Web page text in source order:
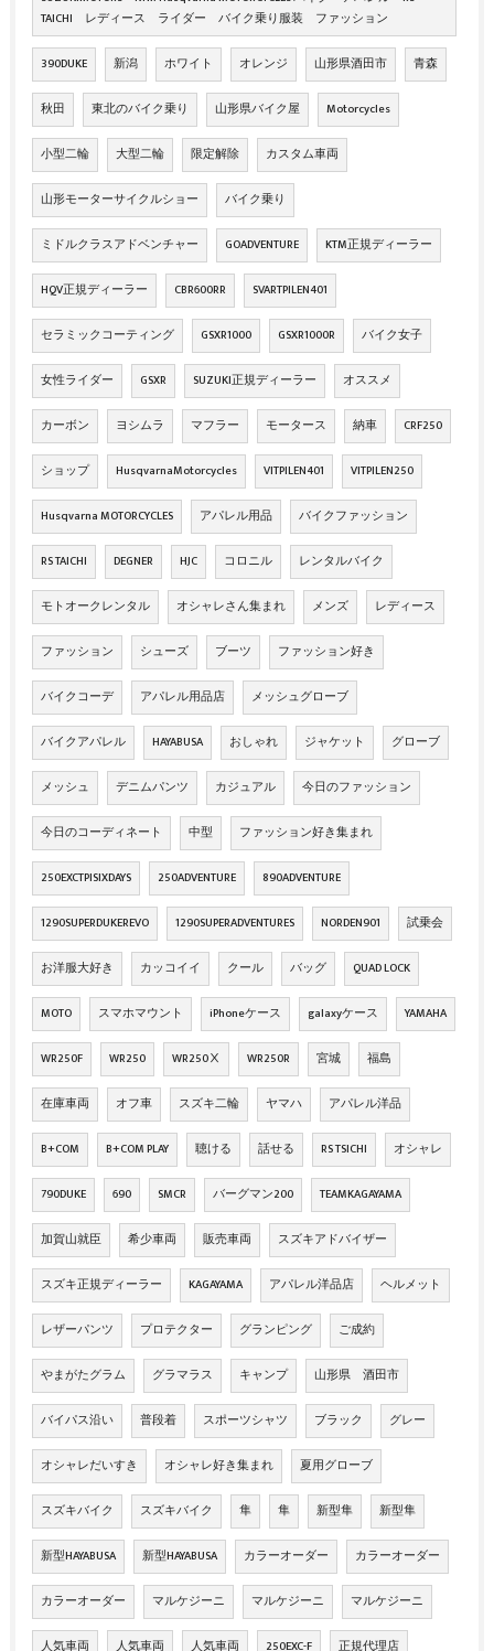
TAICHI レディース ライダー バイク乗り服装 ファッション
390DUKE 新潟 ホワイト オレンジ 山形県酒田市 青森
秋田 東北のバイク乗り 山形県バイク屋 Motorcycles
小型二輪 大型二輪 限定解除 カスタム車両
山形モーターサイクルショー バイク乗り
ミドルクラスアドベンチャー GOADVENTURE KTM正規ディーラー
HQV正規ディーラー CBR600RR SVARTPILEN401
セラミックコーティング GSXR1000 GSXR1000R バイク女子
女性ライダー GSXR SUZUKI正規ディーラー オススメ
カーボン ヨシムラ マフラー モータース 納車 CRF250
ショップ HusqvarnaMotorcycles VITPILEN401 VITPILEN250
Husqvarna MOTORCYCLES アパレル用品 バイクファッション
RS TAICHI DEGNER HJC コロニル レンタルバイク
モトオークレンタル オシャレさん集まれ メンズ レディース
ファッション シューズ ブーツ ファッション好き
バイクコーデ アパレル用品店 メッシュグローブ
バイクアパレル HAYABUSA おしゃれ ジャケット グローブ
メッシュ デニムパンツ カジュアル 今日のファッション
今日のコーディネート 中型 ファッション好き集まれ
250EXCTPISIXDAYS 250ADVENTURE 890ADVENTURE
1290SUPERDUKEREVO 1290SUPERADVENTURES NORDEN901 試乗会
お洋服大好き カッコイイ クール バッグ QUAD LOCK
MOTO スマホマウント iPhoneケース galaxyケース YAMAHA
WR250F WR250 WR250Ⅹ WR250R 宮城 福島
在庫車両 オフ車 スズキ二輪 ヤマハ アパレル洋品
B+COM B+COM PLAY 聴ける 話せる RS TSICHI オシャレ
790DUKE 690 SMCR バーグマン200 TEAMKAGAYAMA
加賀山就臣 希少車両 販売車両 スズキアドバイザー
スズキ正規ディーラー KAGAYAMA アパレル洋品店 ヘルメット
レザーパンツ プロテクター グランピング ご成約
やまがたグラム グラマラス キャンプ 山形県 酒田市
バイパス沿い 普段着 スポーツシャツ ブラック グレー
オシャレだいすき オシャレ好き集まれ 夏用グローブ
スズキバイク スズキバイク 隼 隼 新型隼 新型隼
新型HAYABUSA 新型HAYABUSA カラーオーダー カラーオーダー
カラーオーダー マルケジーニ マルケジーニ マルケジーニ
人気車両 人気車両 人気車両 250EXC-F 正規代理店